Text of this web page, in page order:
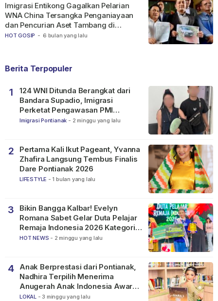
HOT GOSIP - 6 bulan yang lalu
Imigrasi Entikong Gagalkan Pelarian
WNA China Tersangka Penganiayaan
dan Pencurian Aset Tambang di
Ketapang
Berita Terpopuler
1
124 WNI Ditunda Berangkat dari
Bandara Supadio, Imigrasi
Perketat Pengawasan PMI
Nonprosedural
Imigrasi Pontianak - 2 minggu yang lalu
2
Pertama Kali Ikut Pageant, Yvanna
Zhafira Langsung Tembus Finalis
Dare Pontianak 2026
LIFESTYLE - 1 bulan yang lalu
3
Bikin Bangga Kalbar! Evelyn
Romana Sabet Gelar Duta Pelajar
Remaja Indonesia 2026 Kategori
SMP
HOT NEWS - 2 minggu yang lalu
4
Anak Berprestasi dari Pontianak,
Nadhira Terpilih Menerima
Anugerah Anak Indonesia Awards
2026
LOKAL - 3 minggu yang lalu